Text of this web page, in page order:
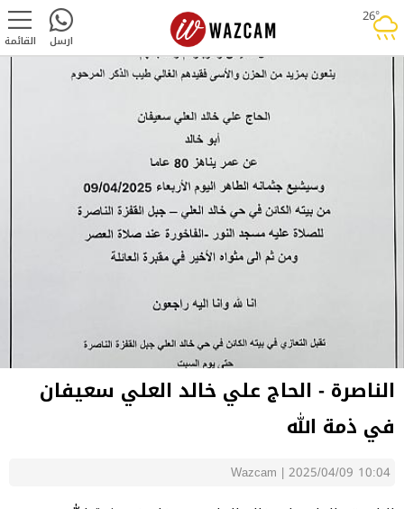
26°rainy القائمة ارسل
الناصرة - الحاج علي خالد العلي سعيفان
في ذمة الله
Wazcam | 2025/04/09 10:04